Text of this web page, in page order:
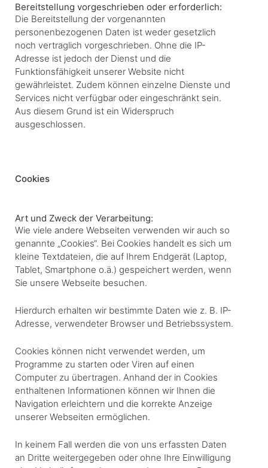
Bereitstellung vorgeschrieben oder erforderlich:
Die Bereitstellung der vorgenannten
personenbezogenen Daten ist weder gesetzlich
noch vertraglich vorgeschrieben. Ohne die IP-
Adresse ist jedoch der Dienst und die
Funktionsfähigkeit unserer Website nicht
gewährleistet. Zudem können einzelne Dienste und
Services nicht verfügbar oder eingeschränkt sein.
Aus diesem Grund ist ein Widerspruch
ausgeschlossen.
Cookies
Art und Zweck der Verarbeitung:
Wie viele andere Webseiten verwenden wir auch so
genannte „Cookies“. Bei Cookies handelt es sich um
kleine Textdateien, die auf Ihrem Endgerät (Laptop,
Tablet, Smartphone o.ä.) gespeichert werden, wenn
Sie unsere Webseite besuchen.
Hierdurch erhalten wir bestimmte Daten wie z. B. IP-
Adresse, verwendeter Browser und Betriebssystem.
Cookies können nicht verwendet werden, um
Programme zu starten oder Viren auf einen
Computer zu übertragen. Anhand der in Cookies
enthaltenen Informationen können wir Ihnen die
Navigation erleichtern und die korrekte Anzeige
unserer Webseiten ermöglichen.
In keinem Fall werden die von uns erfassten Daten
an Dritte weitergegeben oder ohne Ihre Einwilligung